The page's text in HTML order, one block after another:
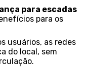
para escadas
para os
usuários, as redes
do local, sem